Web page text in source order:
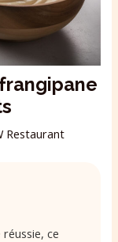
Restaurant
ce